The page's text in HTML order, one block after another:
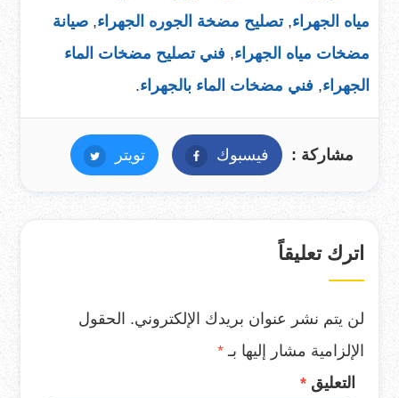
مياه الجهراء,تصليح مضخة الجوره الجهراء, صيانة
مضخات مياه الجهراء, فني تصليح مضخات الماء
الجهراء, فني مضخات الماء بالجهراء.
مشاركة : فيسبوك فيسبوكتويتر تويتر
اترك تعليقاً
لن يتم نشر عنوان بريدك الإلكتروني. الحقول
الإلزامية مشار إليها بـ *
التعليق *